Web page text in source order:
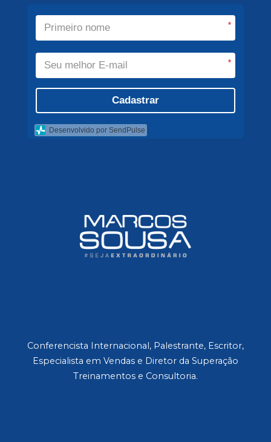
*
*
Cadastrar
Desenvolvido por SendPulse
Conferencista Internacional, Palestrante, Escritor,
Especialista em Vendas e Diretor da Superação
Treinamentos e Consultoria.